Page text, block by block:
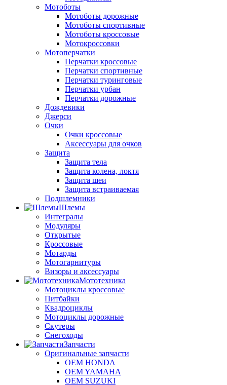
Мотоботы
Мотоботы дорожные
Мотоботы спортивные
Мотоботы кроссовые
Мотокроссовки
Мотоперчатки
Перчатки кроссовые
Перчатки спортивные
Перчатки туринговые
Перчатки урбан
Перчатки дорожные
Дождевики
Джерси
Очки
Очки кроссовые
Аксессуары для очков
Защита
Защита тела
Защита колена, локтя
Защита шеи
Защита встраиваемая
Подшлемники
Шлемы
Интегралы
Модуляры
Открытые
Кроссовые
Мотарды
Мотогарнитуры
Визоры и аксессуары
Мототехника
Мотоциклы кроссовые
Питбайки
Квадроциклы
Мотоциклы дорожные
Скутеры
Снегоходы
Запчасти
Оригинальные запчасти
OEM HONDA
OEM YAMAHA
OEM SUZUKI